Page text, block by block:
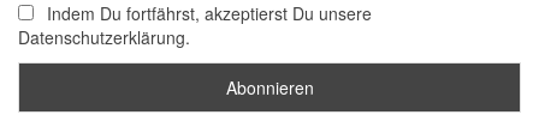
Indem Du fortfährst, akzeptierst Du unsere
Datenschutzerklärung.